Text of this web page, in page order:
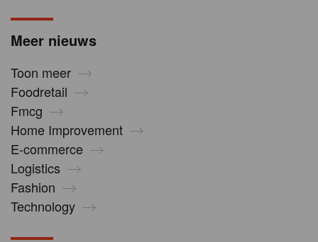
Meer nieuws
Toon meer
Foodretail
Fmcg
Home Improvement
E-commerce
Logistics
Fashion
Technology